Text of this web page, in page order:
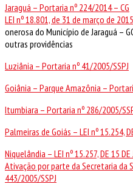
Jaraguá – Portaria nº 224/2014 – CG
LEI nº 18.801, de 31 de março de 2015
onerosa do Município de Jaraguá –
outras providências
Luziânia – Portaria nº 41/2005/SSPJ
Goiânia – Parque Amazônia –
Itumbiara – Portaria nº 286/2005/
Palmeiras de Goiás – LEI nº 15.254,
Niquelândia – LEI nº 15.257, DE 15 DE
Ativação por parte da Secretaria da
443/2005/SSPJ